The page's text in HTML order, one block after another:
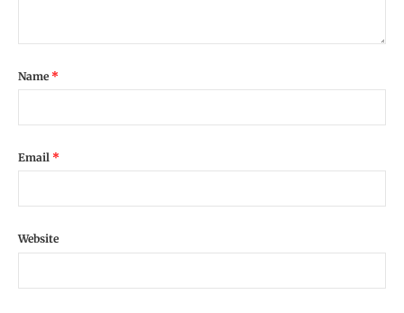
Name *
Email *
Website